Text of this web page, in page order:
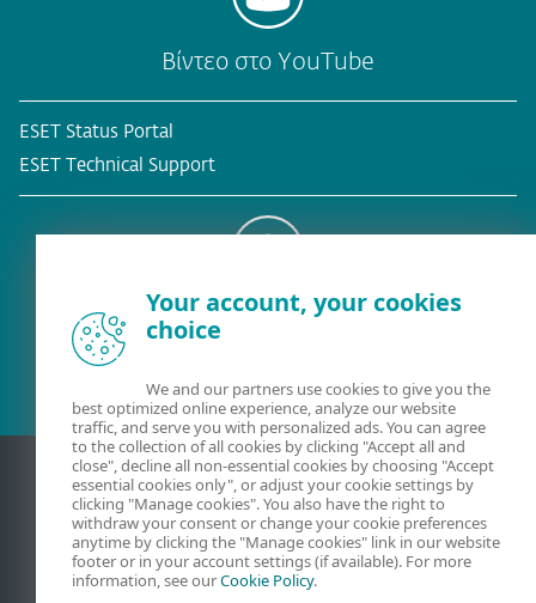
Βίντεο στο YouTube
ESET Status Portal
ESET Technical Support
Υφιστάμενος πελάτης
Your account, your cookies
choice
We and our partners use cookies to give you the
best optimized online experience, analyze our website
traffic, and serve you with personalized ads. You can agree
to the collection of all cookies by clicking "Accept all and
close", decline all non-essential cookies by choosing "Accept
essential cookies only", or adjust your cookie settings by
clicking "Manage cookies". You also have the right to
withdraw your consent or change your cookie preferences
anytime by clicking the "Manage cookies" link in our website
footer or in your account settings (if available). For more
information, see ourCookie Policy.